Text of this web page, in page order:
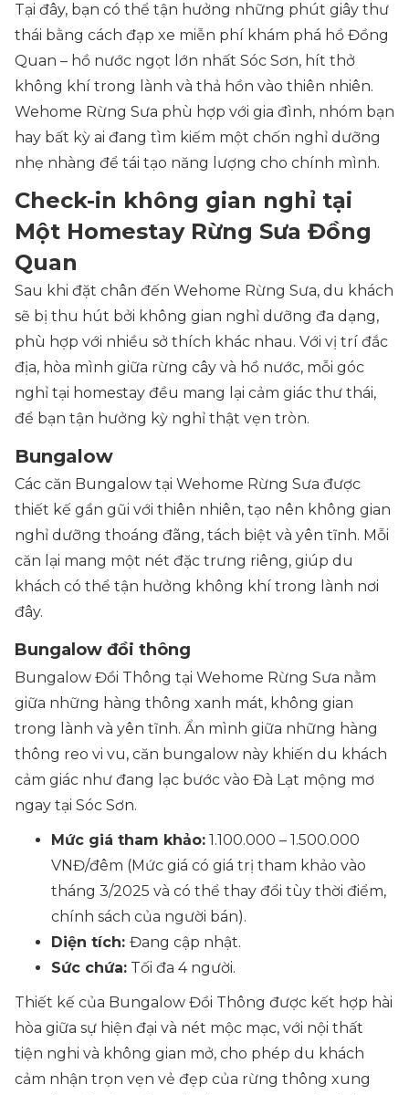
Tại đây, bạn có thể tận hưởng những phút giây thư
thái bằng cách đạp xe miễn phí khám phá hồ Đồng
Quan – hồ nước ngọt lớn nhất Sóc Sơn, hít thở
không khí trong lành và thả hồn vào thiên nhiên.
Wehome Rừng Sưa phù hợp với gia đình, nhóm bạn
hay bất kỳ ai đang tìm kiếm một chốn nghỉ dưỡng
nhẹ nhàng để tái tạo năng lượng cho chính mình.
Check-in không gian nghỉ tại
Một Homestay Rừng Sưa Đồng
Quan
Sau khi đặt chân đến Wehome Rừng Sưa, du khách
sẽ bị thu hút bởi không gian nghỉ dưỡng đa dạng,
phù hợp với nhiều sở thích khác nhau. Với vị trí đắc
địa, hòa mình giữa rừng cây và hồ nước, mỗi góc
nghỉ tại homestay đều mang lại cảm giác thư thái,
để bạn tận hưởng kỳ nghỉ thật vẹn tròn.
Bungalow
Các căn Bungalow tại Wehome Rừng Sưa được
thiết kế gần gũi với thiên nhiên, tạo nên không gian
nghỉ dưỡng thoáng đãng, tách biệt và yên tĩnh. Mỗi
căn lại mang một nét đặc trưng riêng, giúp du
khách có thể tận hưởng không khí trong lành nơi
đây.
Bungalow đồi thông
Bungalow Đồi Thông tại Wehome Rừng Sưa nằm
giữa những hàng thông xanh mát, không gian
trong lành và yên tĩnh. Ẩn mình giữa những hàng
thông reo vi vu, căn bungalow này khiến du khách
cảm giác như đang lạc bước vào Đà Lạt mộng mơ
ngay tại Sóc Sơn.
Mức giá tham khảo: 1.100.000 – 1.500.000
VNĐ/đêm (Mức giá có giá trị tham khảo vào
tháng 3/2025 và có thể thay đổi tùy thời điểm,
chính sách của người bán).
Diện tích: Đang cập nhật.
Sức chứa: Tối đa 4 người.
Thiết kế của Bungalow Đồi Thông được kết hợp hài
hòa giữa sự hiện đại và nét mộc mạc, với nội thất
tiện nghi và không gian mở, cho phép du khách
cảm nhận trọn vẹn vẻ đẹp của rừng thông xung